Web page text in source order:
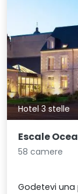
Hotel 3 stelle
Escale
58 camere
Godetevi una